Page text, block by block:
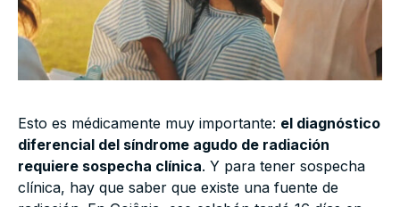
Esto es médicamente muy importante: el diagnóstico
diferencial del síndrome agudo de radiación
requiere sospecha clínica. Y para tener sospecha
clínica, hay que saber que existe una fuente de